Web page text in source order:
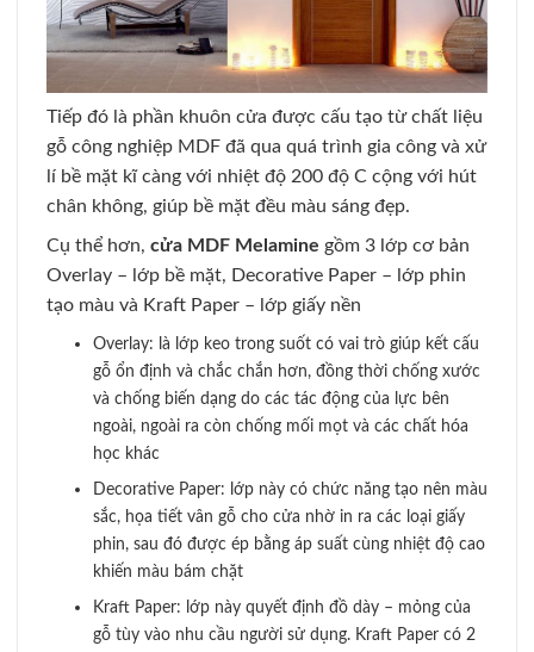
Tiếp đó là phần khuôn cửa được cấu tạo từ chất liệu
gỗ công nghiệp MDF đã qua quá trình gia công và xử
lí bề mặt kĩ càng với nhiệt độ 200 độ C cộng với hút
chân không, giúp bề mặt đều màu sáng đẹp.
Cụ thể hơn, cửa MDF Melamine gồm 3 lớp cơ bản
Overlay – lớp bề mặt, Decorative Paper – lớp phin
tạo màu và Kraft Paper – lớp giấy nền
Overlay: là lớp keo trong suốt có vai trò giúp kết cấu
gỗ ổn định và chắc chắn hơn, đồng thời chống xước
và chống biến dạng do các tác động của lực bên
ngoài, ngoài ra còn chống mối mọt và các chất hóa
học khác
Decorative Paper: lớp này có chức năng tạo nên màu
sắc, họa tiết vân gỗ cho cửa nhờ in ra các loại giấy
phin, sau đó được ép bằng áp suất cùng nhiệt độ cao
khiến màu bám chặt
Kraft Paper: lớp này quyết định đồ dày – mỏng của
gỗ tùy vào nhu cầu người sử dụng. Kraft Paper có 2